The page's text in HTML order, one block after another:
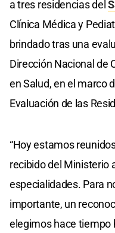
a tres residencias del
Clínica Médica y
brindado tras una
Dirección Nacional de
en Salud, en el marco
Evaluación de las
“Hoy estamos
recibido del Ministerio
especialidades. Para
importante, un
elegimos hace tiempo